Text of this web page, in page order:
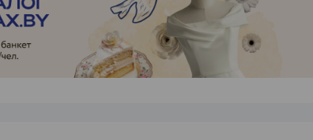
ЭФФЕКТИВНАЯ РЕКЛАМА НА САЙТЕ